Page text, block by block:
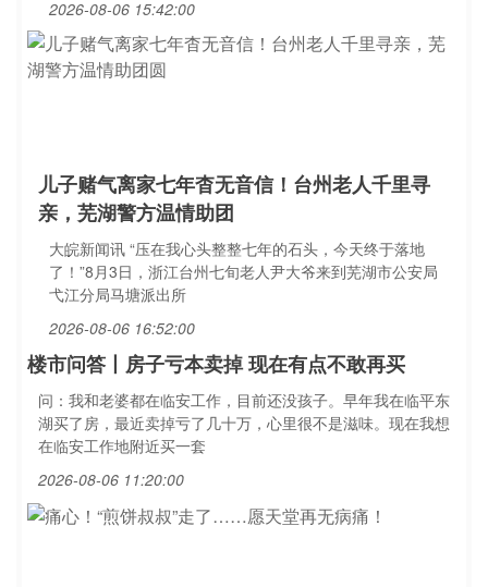
2026-08-06 15:42:00
儿子赌气离家七年杳无音信！台州老人千里寻
亲，芜湖警方温情助团
大皖新闻讯 “压在我心头整整七年的石头，今天终于落地
了！”8月3日，浙江台州七旬老人尹大爷来到芜湖市公安局
弋江分局马塘派出所
2026-08-06 16:52:00
楼市问答丨房子亏本卖掉 现在有点不敢再买
问：我和老婆都在临安工作，目前还没孩子。早年我在临平东
湖买了房，最近卖掉亏了几十万，心里很不是滋味。现在我想
在临安工作地附近买一套
2026-08-06 11:20:00